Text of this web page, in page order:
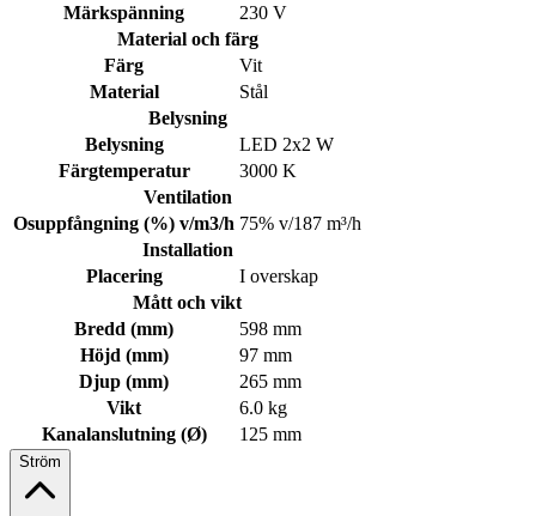
Märkspänning
230 V
Material och färg
Färg
Vit
Material
Stål
Belysning
Belysning
LED 2x2 W
Färgtemperatur
3000 K
Ventilation
Osuppfångning (%) v/m3/h 75% v/187 m³/h
Installation
Placering
I overskap
Mått och vikt
Bredd (mm)
598 mm
Höjd (mm)
97 mm
Djup (mm)
265 mm
Vikt
6.0 kg
Kanalanslutning (Ø)
125 mm
Ström